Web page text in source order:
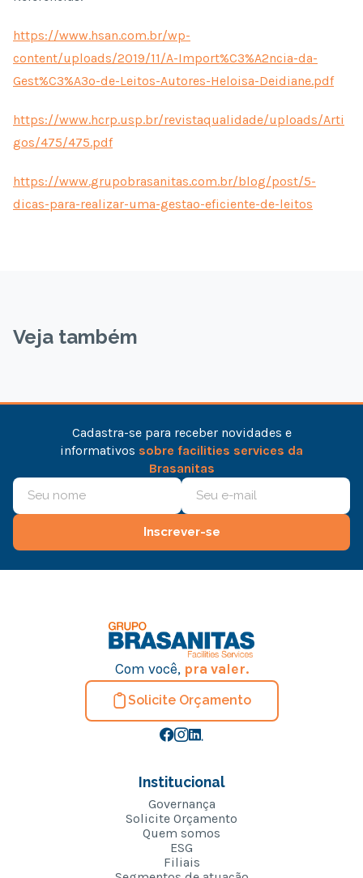
https://www.hsan.com.br/wp-
content/uploads/2019/11/A-Import%C3%A2ncia-da-
Gest%C3%A3o-de-Leitos-Autores-Heloisa-Deidiane.pdf
https://www.hcrp.usp.br/revistaqualidade/uploads/Arti
gos/475/475.pdf
https://www.grupobrasanitas.com.br/blog/post/5-
dicas-para-realizar-uma-gestao-eficiente-de-leitos
Veja também
Cadastra-se para receber novidades e
informativos sobre facilities services da
Brasanitas
Inscrever-se
Com você, pra valer.
Solicite Orçamento
Institucional
Governança
Solicite Orçamento
Quem somos
ESG
Filiais